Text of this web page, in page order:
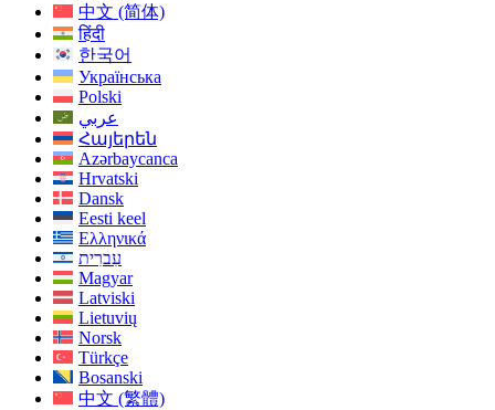
中文 (简体)
हिंदी
한국어
Українська
Polski
عربي
Հայերեն
Azərbaycanca
Hrvatski
Dansk
Eesti keel
Ελληνικά
עִברִית
Magyar
Latviski
Lietuvių
Norsk
Türkçe
Bosanski
中文 (繁體)